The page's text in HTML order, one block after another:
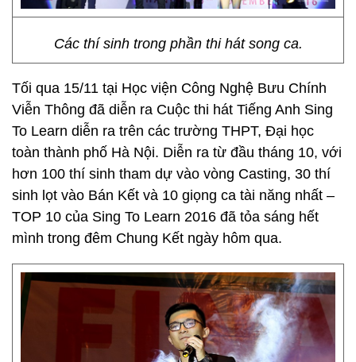
Các thí sinh trong phần thi hát song ca.
Tối qua 15/11 tại Học viện Công Nghệ Bưu Chính
Viễn Thông đã diễn ra Cuộc thi hát Tiếng Anh Sing
To Learn diễn ra trên các trường THPT, Đại học
toàn thành phố Hà Nội. Diễn ra từ đầu tháng 10, với
hơn 100 thí sinh tham dự vào vòng Casting, 30 thí
sinh lọt vào Bán Kết và 10 giọng ca tài năng nhất –
TOP 10 của Sing To Learn 2016 đã tỏa sáng hết
mình trong đêm Chung Kết ngày hôm qua.